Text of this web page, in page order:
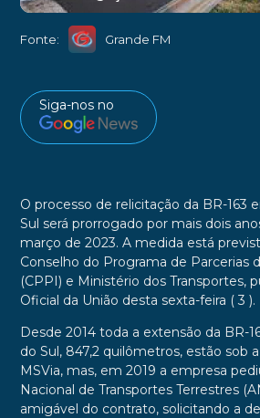
Fonte: Grande FM
Siga-nos no
O processo de relicitação da BR-163
Sul será prorrogado por mais dois
março de 2023. A medida está
Conselho do Programa de Parcerias
(CPPI) e Ministério dos Transportes,
Oficial da União desta sexta-feira ( 3 ).
Desde 2014 toda a extensão da BR-
do Sul, 847,2 quilômetros, estão sob
MSVia, mas, em 2019 a empresa
Nacional de Transportes Terrestres
amigável do contrato, solicitando a